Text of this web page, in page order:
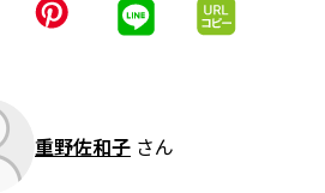
重野佐和子 さん